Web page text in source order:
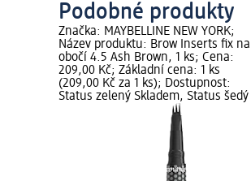
Podobné produkty
Značka: MAYBELLINE NEW YORK;
Název produktu: Brow Inserts fix na
obočí 4.5 Ash Brown, 1 ks; Cena:
209,00 Kč; Základní cena: 1 ks
(209,00 Kč za 1 ks); Dostupnost:
Status zelený Skladem, Status šedý